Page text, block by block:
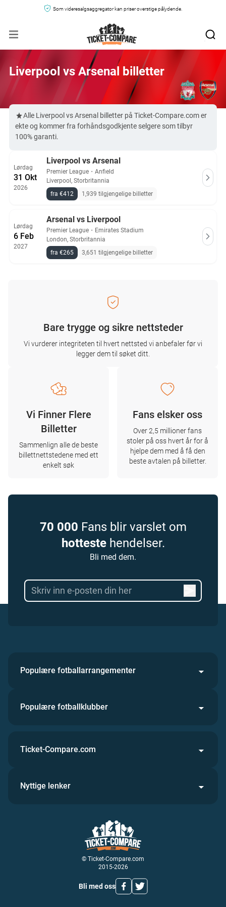
Som videresalgsaggregator kan priser overstige pålydende.
Liverpool vs Arsenal billetter
Alle Liverpool vs Arsenal billetter på Ticket-Compare.com er
ekte og kommer fra forhåndsgodkjente selgere som tilbyr
100% garanti.
Lørdag
31 Okt
2026
Liverpool vs Arsenal
Premier League ・ Anfield
Liverpool, Storbritannia
fra €412
1,939 tilgjengelige billetter
Lørdag
6 Feb
2027
Arsenal vs Liverpool
Premier League ・ Emirates Stadium
London, Storbritannia
fra €265
3,651 tilgjengelige billetter
Bare trygge og sikre nettsteder
Vi vurderer integriteten til hvert nettsted vi anbefaler før vi
legger dem til søket ditt.
Vi Finner Flere
Billetter
Sammenlign alle de beste
billettnettstedene med ett
enkelt søk
Fans elsker oss
Over 2,5 millioner fans
stoler på oss hvert år for å
hjelpe dem med å få den
beste avtalen på billetter.
70 000 Fans blir varslet om
hottestehendelser.
Bli med dem.
Populære fotballarrangementer
Populære fotballklubber
© Ticket-Compare.com
2015-2026
Bli med oss
Ticket-Compare.com
Nyttige lenker